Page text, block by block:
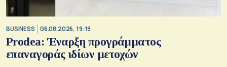
BUSINESS 06.08.2026, 19:19
Prodea: Έναρξη προγράμματος
επαναγοράς ιδίων μετοχών